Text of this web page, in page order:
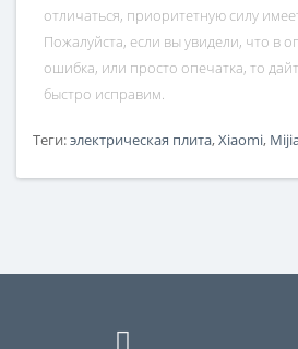
отличаться, приоритетную силу
Пожалуйста, если вы увидели, что в
ошибка, или просто опечатка, то
быстро исправим.
Теги:электрическая плита,Xiaomi,